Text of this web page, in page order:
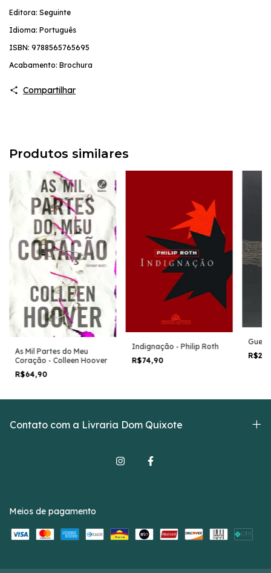
Editora: Seguinte
Idioma: Português
ISBN: 9788565765695
Acabamento: Brochura
Compartilhar
Produtos similares
As Mil Partes do Meu
Coração - Colleen Hoover
R$64,90
Indignação - Philip Roth
R$74,90
Contato com a Livraria Dom Quixote
Meios de pagamento